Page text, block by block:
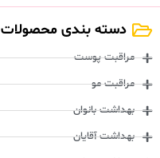
دسته بندی محصولات
مراقبت پوست
مراقبت مو
بهداشت بانوان
بهداشت آقایان